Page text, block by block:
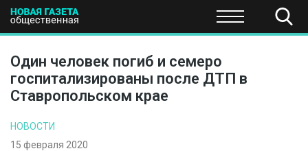
ПОЛИТИКА ЭКОНОМИКА НАУКА И
Один человек погиб и семеро
госпитализированы после ДТП в
Ставропольском крае
НОВОСТИ
15 февраля 2020